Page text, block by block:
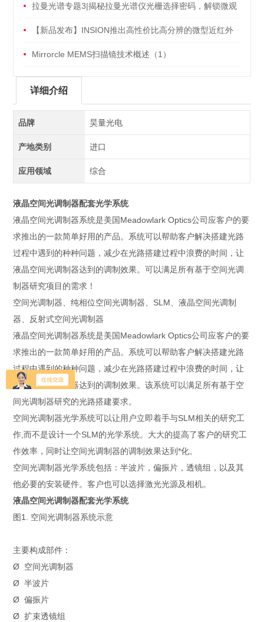
束分析仪
拉曼光谱专题3|揭秘拉曼光谱仪光栅选择密码，解锁微观
世界的神奇利器
【新品发布】INSION推出高性价比高分辨的微型近红外
光谱仪模块
Mirrorcle MEMS扫描镜技术概述（1）
详细介绍
品牌 昊量光电
产地类别 进口
应用领域 综合
液晶空间光调制器配套光学系统
液晶空间光调制器系统是美国Meadowlark Optics公司应客户的要
求推出的一款简单好用的产品。系统可以帮助客户解决搭建光路
过程中遇到的种种问题，减少在光路搭建过程中浪费的时间，让
液晶空间光调制器达到的调制效果。可以满足所有基于空间光调
制器研究项目的需求！
空间光调制器、纯相位空间光调制器、SLM、液晶空间光调制
器、反射式空间光调制器
液晶空间光调制器系统是美国Meadowlark Optics公司应客户的要
求推出的一款简单好用的产品。系统可以帮助客户解决搭建光路
过程中遇到的种种问题，减少在光路搭建过程中浪费的时间，让
液晶空间光调制器达到的调制效果。该系统可以满足所有基于空
间光调制器研究的光路搭建要求。
空间光调制器光学系统可以让用户立即着手与SLM相关的研究工
作,而不是设计一个SLM的光学系统。大大的提高了客户的研究工
作效率，同时让空间光调制器的调制效果达到*化。
空间光调制器光学系统包括：半波片，偏振片，透镜组，以及其
他必要的安装硬件。客户也可以选择激光光源及相机。
液晶空间光调制器配套光学系统
图1. 空间光调制器系统示意
主要构成部件：
Ø 空间光调制器
Ø 半波片
Ø 偏振片
Ø 扩束透镜组